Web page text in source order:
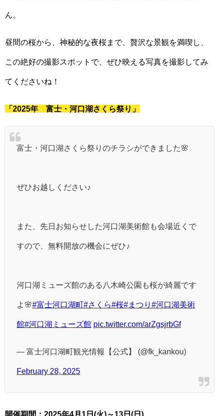
ん。
昼間の桜から、神秘的な夜桜まで、贅沢な景観を満喫し、
この絶好の撮影スポットで、ぜひ映える写真を撮影してみ
てくださいね！
「2025年 富士・河口湖さくら祭り」
富士・河口湖さくら祭りのチラシができました🌸
ぜひお越しください♪
また、先日お知らせした河口湖美術館も会場近くで
すので、無料開放の機会にぜひ♪
河口湖ミューズ館のある八木崎公園も桜が綺麗です
よ🌸#富士河口湖町#さくら#桜#まつり #河口湖美術
館#河口湖ミューズ館 pic.twitter.com/arZgsjrbGf
— 富士河口湖町観光情報【公式】 (@fk_kankou)
February 28, 2025
開催期間：2025年4月1日(火)～13日(日)